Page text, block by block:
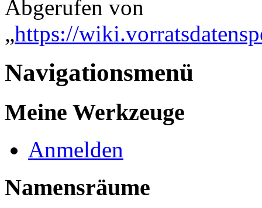
Abgerufen von
„https://
Navigationsmenü
Meine Werkzeuge
Anmelden
Namensräume